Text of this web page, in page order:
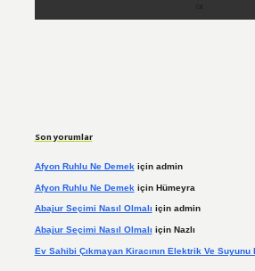
Son yorumlar
Afyon Ruhlu Ne Demek için admin
Afyon Ruhlu Ne Demek için Hümeyra
Abajur Seçimi Nasıl Olmalı için admin
Abajur Seçimi Nasıl Olmalı için Nazlı
Ev Sahibi Çıkmayan Kiracının Elektrik Ve Suyunu